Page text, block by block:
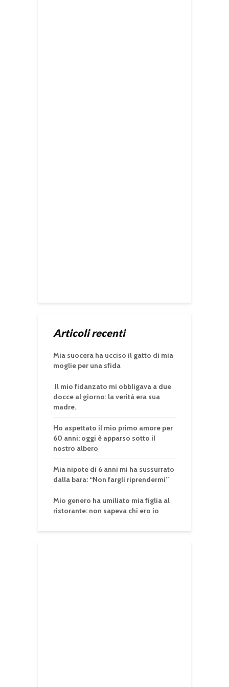
Articoli recenti
Mia suocera ha ucciso il gatto di mia
moglie per una sfida
Il mio fidanzato mi obbligava a due
docce al giorno: la verità era sua
madre.
Ho aspettato il mio primo amore per
60 anni: oggi è apparso sotto il
nostro albero
Mia nipote di 6 anni mi ha sussurrato
dalla bara: “Non fargli riprendermi”
Mio genero ha umiliato mia figlia al
ristorante: non sapeva chi ero io